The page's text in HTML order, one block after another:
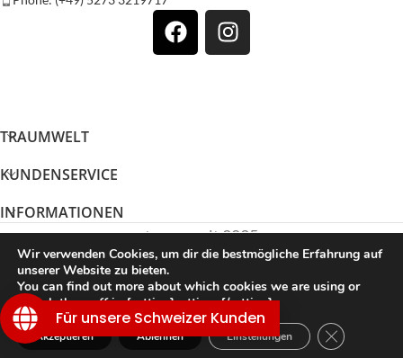
TRAUMWELT
KUNDENSERVICE
INFORMATIONEN
traumwelt 2025
Vertrag widerrufen
Wir verwenden Cookies, um dir die bestmögliche Erfahrung auf
unserer Website zu bieten.
You can find out more about which cookies we are using or
switch them off in {setting]settings{/setting].
Akzeptieren Ablehnen Einstellungen GDPR
Für unsere Schweizer Kunden